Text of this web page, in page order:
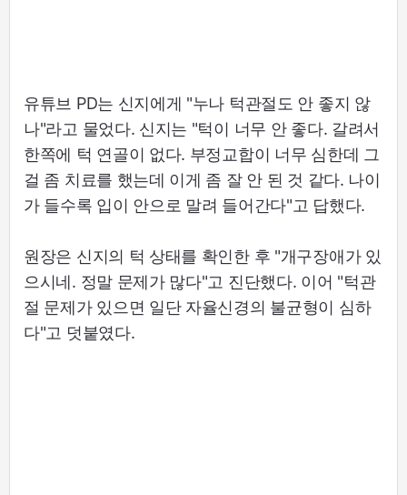
유튜브 PD는 신지에게 "누나 턱관절도 안 좋지 않
나"라고 물었다. 신지는 "턱이 너무 안 좋다. 갈려서
한쪽에 턱 연골이 없다. 부정교합이 너무 심한데 그
걸 좀 치료를 했는데 이게 좀 잘 안 된 것 같다. 나이
가 들수록 입이 안으로 말려 들어간다"고 답했다.
원장은 신지의 턱 상태를 확인한 후 "개구장애가 있
으시네. 정말 문제가 많다"고 진단했다. 이어 "턱관
절 문제가 있으면 일단 자율신경의 불균형이 심하
다"고 덧붙였다.